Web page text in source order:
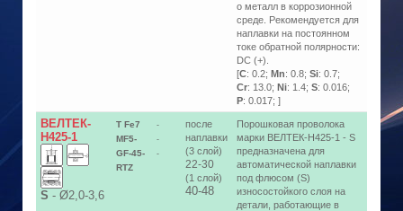
о металл в коррозионной
среде. Рекомендуется для
наплавки на постоянном
токе обратной полярности:
DC (+).
[C: 0.2; Mn: 0.8; Si: 0.7;
Cr: 13.0; Ni: 1.4; S: 0.016;
P: 0.017; ]
ВЕЛТЕК-
Н425-1
S - Ø2,0-3,6
T Fe7
MF5-
GF-45-
RTZ
-
-
-
после
наплавки
(3 слой)
22-30
(1 слой)
40-48
Порошковая проволока
марки ВЕЛТЕК-Н425-1 - S
предназначена для
автоматической наплавки
под флюсом (S)
износостойкого слоя на
детали, работающие в